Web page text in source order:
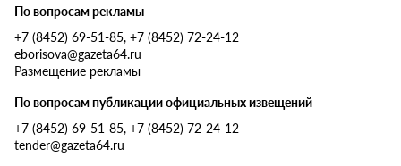
По вопросам рекламы
+7 (8452) 69-51-85, +7 (8452) 72-24-12
eborisova@gazeta64.ru
Размещение рекламы
По вопросам публикации официальных извещений
+7 (8452) 69-51-85, +7 (8452) 72-24-12
tender@gazeta64.ru